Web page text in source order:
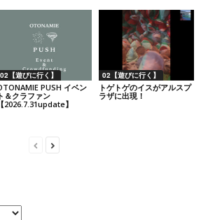
02【遊びに行く】
PUSH イベン
ト＆クラファン
【2026.7.31update】
02【遊びに行く】
トゲトゲのイスがアルスプ
ラザに出現！